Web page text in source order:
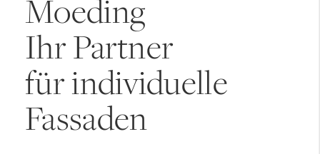
Moeding
Ihr Partner
für individuelle
Fassaden